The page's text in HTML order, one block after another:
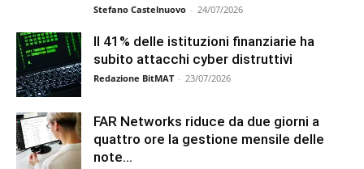
Stefano Castelnuovo - 24/07/2026
Il 41% delle istituzioni finanziarie ha
subito attacchi cyber distruttivi
Redazione BitMAT - 23/07/2026
FAR Networks riduce da due giorni a
quattro ore la gestione mensile delle
note...